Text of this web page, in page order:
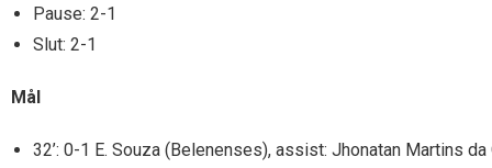
Pause: 2-1
Slut: 2-1
Mål
32’: 0-1 E. Souza (Belenenses), assist: Jhonatan Martins da